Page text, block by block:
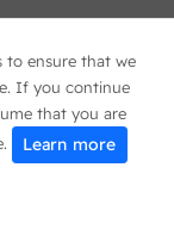
to ensure that we
If you continue
that you are
Learn more